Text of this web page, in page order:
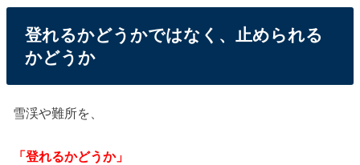
登れるかどうかではなく、止められる
かどうか
雪渓や難所を、
「登れるかどうか」